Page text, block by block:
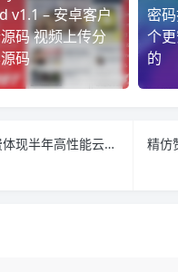
v1.1 – 安卓客户
码 视频上传分
码
密
个
的
百度云服务器个人&企业认证免费体现半年高性能云服务器